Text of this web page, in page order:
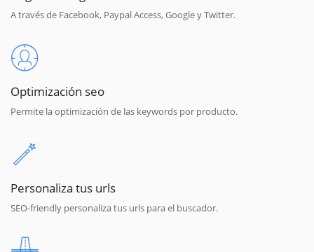
A través de Facebook, Paypal Access, Google y Twitter.
Optimización seo
Permite la optimización de las keywords por producto.
Personaliza tus urls
SEO-friendly personaliza tus urls para el buscador.